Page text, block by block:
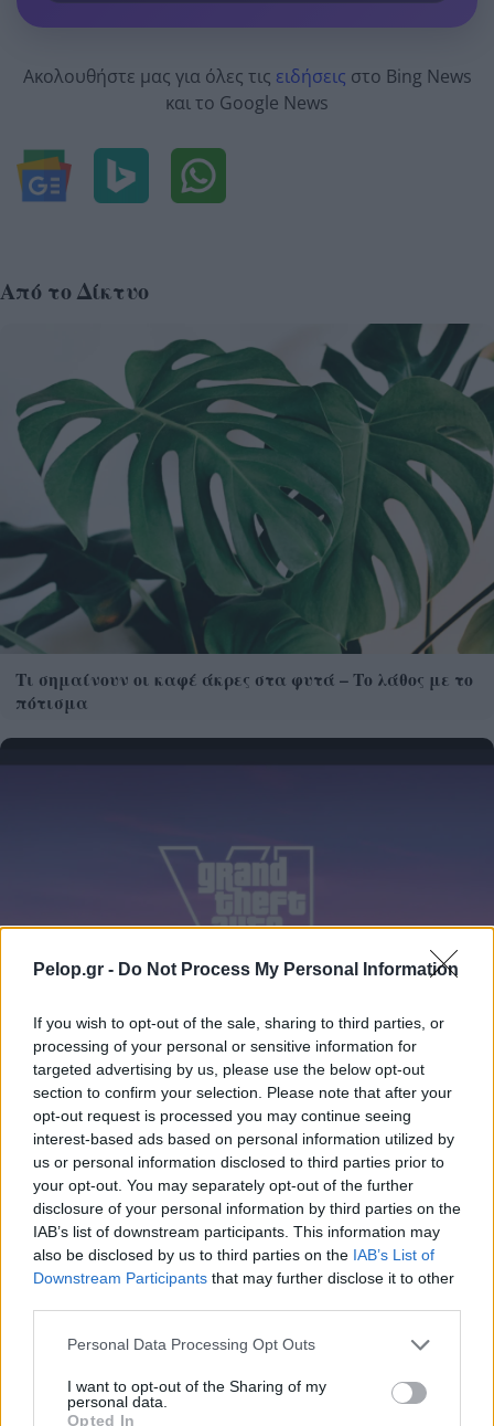
Pelop.gr - Do Not Process My Personal Information
If you wish to opt-out of the sale, sharing to third parties, or
processing of your personal or sensitive information for
targeted advertising by us, please use the below opt-out
section to confirm your selection. Please note that after your
opt-out request is processed you may continue seeing
interest-based ads based on personal information utilized by
us or personal information disclosed to third parties prior to
your opt-out. You may separately opt-out of the further
disclosure of your personal information by third parties on the
IAB’s list of downstream participants. This information may
also be disclosed by us to third parties on the IAB’s List of
Downstream Participants that may further disclose it to other
Please note that this website/app uses one or more Google
not limited to your visit or usage behaviour. You may click to
grant or deny consent to Google and its third-party tags to
Personal Data Processing Opt Outs
I want to opt-out of the Sharing of my
personal data.
Opted In
Ακολουθήστε μας για όλες τις ειδήσεις στο Bing News
και το Google News
Από το Δίκτυο
Τι σημαίνουν οι καφέ άκρες στα φυτά – Το λάθος με το
πότισμα
Το GTA 6 αποκαλύπτεται και το Netflix το δείχνει
πρώτο